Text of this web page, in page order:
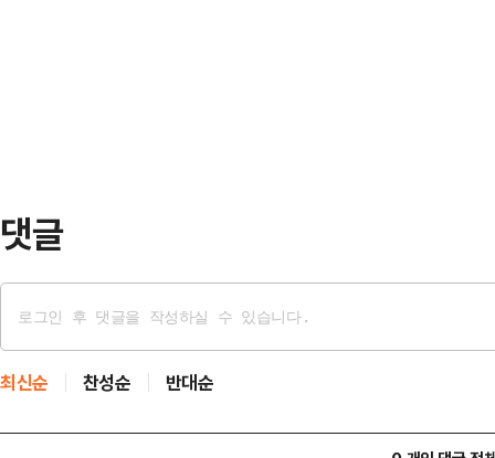
댓글
최신순 찬성순 반대순